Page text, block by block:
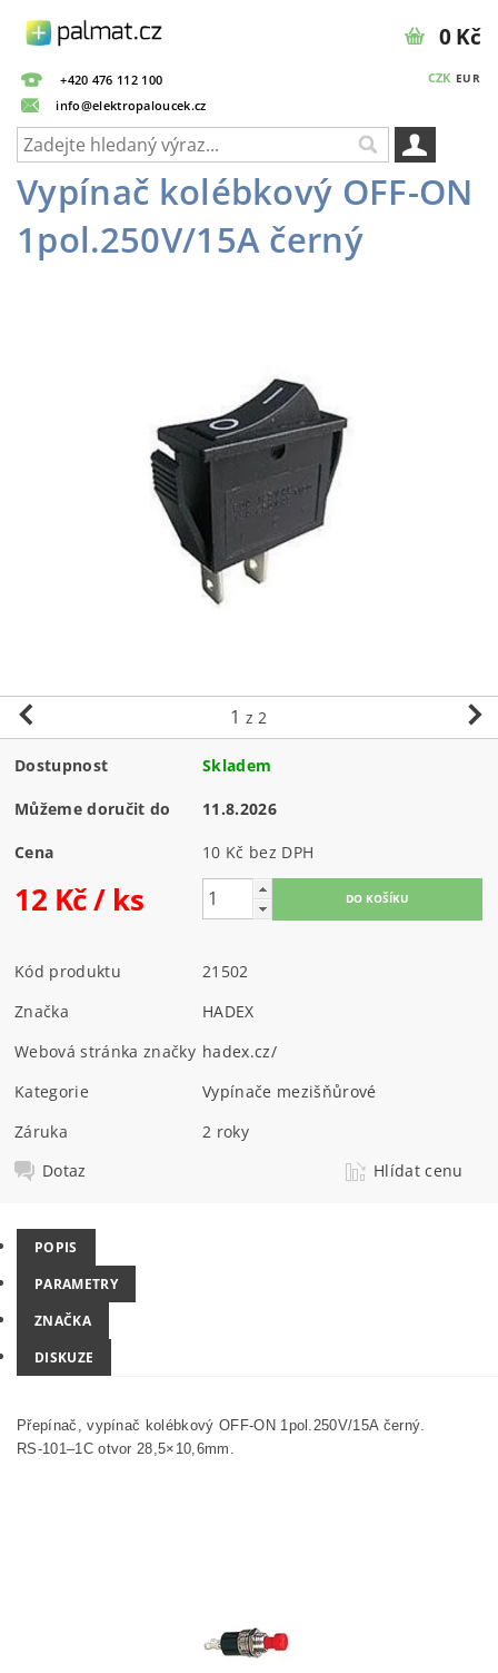
+420 476 112 100
info@elektropaloucek.cz
CZK EUR
0 Kč
Vypínač kolébkový OFF-ON
1pol.250V/15A černý
1 z 2
Dostupnost Skladem
Můžeme doručit do 11.8.2026
Cena 10 Kč bez DPH
12 Kč/ ks
Kód produktu
21502
Značka
HADEX
Webová stránka značky hadex.cz/
Kategorie
Vypínače mezišňůrové
Záruka
2 roky
Dotaz
Hlídat cenu
POPIS
PARAMETRY
ZNAČKA
DISKUZE
Přepínač, vypínač kolébkový OFF-ON 1pol.250V/15A černý.
RS-101–1C otvor 28,5×10,6mm.